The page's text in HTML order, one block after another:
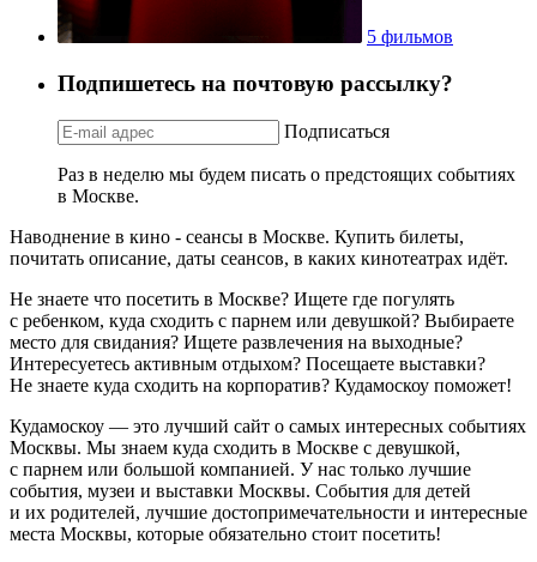
5 фильмов
Подпишетесь на почтовую рассылку?
Подписаться
Раз в неделю мы будем писать о предстоящих событиях
в Москве.
Наводнение в кино - сеансы в Москве. Купить билеты,
почитать описание, даты сеансов, в каких кинотеатрах идёт.
Не знаете что посетить в Москве? Ищете где погулять
с ребенком, куда сходить с парнем или девушкой? Выбираете
место для свидания? Ищете развлечения на выходные?
Интересуетесь активным отдыхом? Посещаете выставки?
Не знаете куда сходить на корпоратив? Кудамоскоу поможет!
Кудамоскоу — это лучший сайт о самых интересных событиях
Москвы. Мы знаем куда сходить в Москве с девушкой,
с парнем или большой компанией. У нас только лучшие
события, музеи и выставки Москвы. События для детей
и их родителей, лучшие достопримечательности и интересные
места Москвы, которые обязательно стоит посетить!